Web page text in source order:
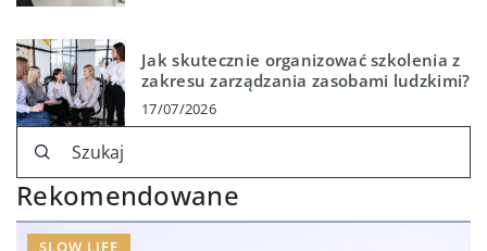
Jak skutecznie organizować szkolenia z
zakresu zarządzania zasobami ludzkimi?
17/07/2026
Rekomendowane
SLOW LIFE